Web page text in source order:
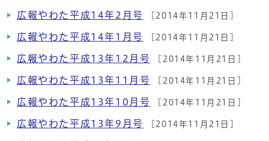
広報やわた平成14年2月号 [2014年11月21日]
広報やわた平成14年1月号 [2014年11月21日]
広報やわた平成13年12月号 [2014年11月21日]
広報やわた平成13年11月号 [2014年11月21日]
広報やわた平成13年10月号 [2014年11月21日]
広報やわた平成13年9月号 [2014年11月21日]